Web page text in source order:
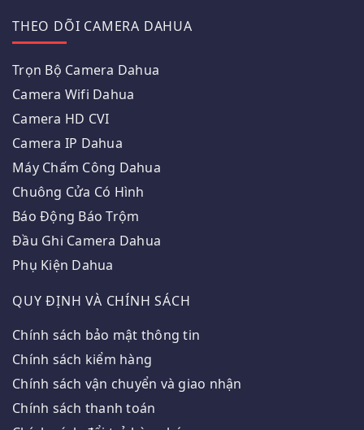
THEO DÕI CAMERA DAHUA
Trọn Bộ Camera Dahua
Camera Wifi Dahua
Camera HD CVI
Camera IP Dahua
Máy Chấm Công Dahua
Chuông Cửa Có Hình
Báo Động Báo Trộm
Đầu Ghi Camera Dahua
Phụ Kiện Dahua
QUY ĐỊNH VÀ CHÍNH SÁCH
Chính sách bảo mật thông tin
Chính sách kiểm hàng
Chính sách vận chuyển và giao nhận
Chính sách thanh toán